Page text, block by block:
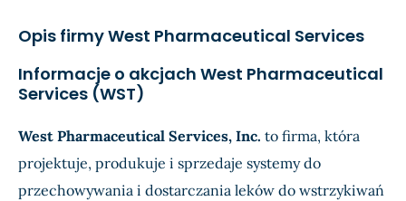
EPS
Opis firmy West Pharmaceutical Services
Informacje o akcjach West Pharmaceutical
Services (WST)
West Pharmaceutical Services, Inc. to firma, która
projektuje, produkuje i sprzedaje systemy do
przechowywania i dostarczania leków do wstrzykiwań